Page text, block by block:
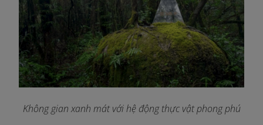
Không gian xanh mát với hệ động thực vật phong phú